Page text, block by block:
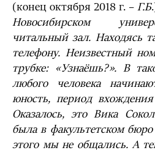
(конец октября 2018 г. – Г.Б
Новосибирском
читальный зал. Находясь
телефону. Неизвестный
трубке: «Узнаёшь?». В
любого человека
юность, период
Оказалось, это Вика
была в факультетском
этого мы не общались. А